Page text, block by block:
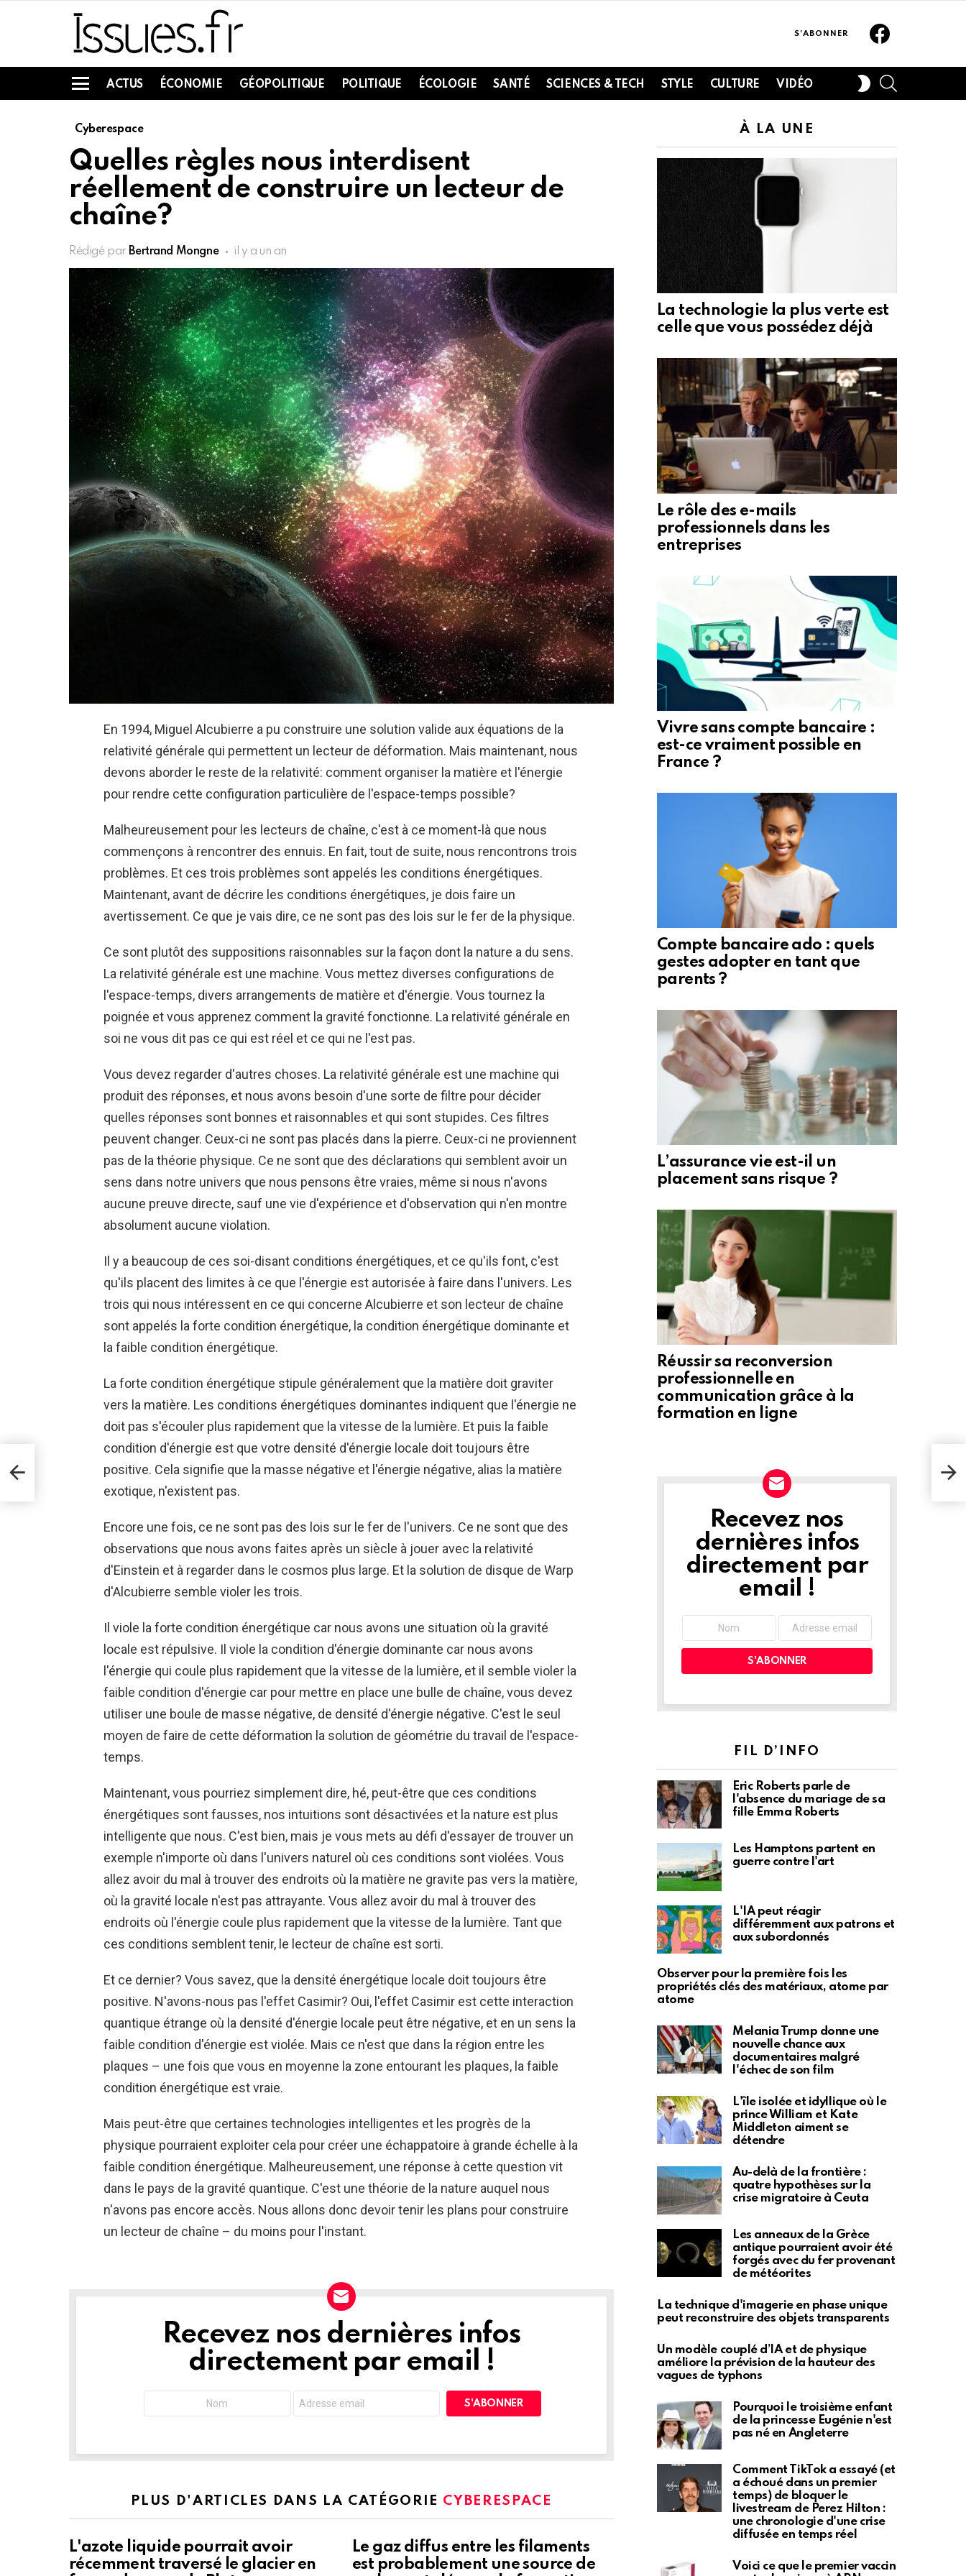
S'ABONNER
Menu
ACTUS ÉCONOMIE GÉOPOLITIQUE POLITIQUE ÉCOLOGIE SANTÉ SCIENCES & TECH STYLE CULTURE VIDÉO
SWITCH
SKIN
Cyberespace
Quelles règles nous interdisent
réellement de construire un lecteur de
chaîne?
Rédigé par Bertrand Mongne il y a un an
En 1994, Miguel Alcubierre a pu construire une solution valide aux équations de la
relativité générale qui permettent un lecteur de déformation. Mais maintenant, nous
devons aborder le reste de la relativité: comment organiser la matière et l'énergie
pour rendre cette configuration particulière de l'espace-temps possible?
Malheureusement pour les lecteurs de chaîne, c'est à ce moment-là que nous
commençons à rencontrer des ennuis. En fait, tout de suite, nous rencontrons trois
problèmes. Et ces trois problèmes sont appelés les conditions énergétiques.
Maintenant, avant de décrire les conditions énergétiques, je dois faire un
avertissement. Ce que je vais dire, ce ne sont pas des lois sur le fer de la physique.
Ce sont plutôt des suppositions raisonnables sur la façon dont la nature a du sens.
La relativité générale est une machine. Vous mettez diverses configurations de
l'espace-temps, divers arrangements de matière et d'énergie. Vous tournez la
poignée et vous apprenez comment la gravité fonctionne. La relativité générale en
soi ne vous dit pas ce qui est réel et ce qui ne l'est pas.
Vous devez regarder d'autres choses. La relativité générale est une machine qui
produit des réponses, et nous avons besoin d'une sorte de filtre pour décider
quelles réponses sont bonnes et raisonnables et qui sont stupides. Ces filtres
peuvent changer. Ceux-ci ne sont pas placés dans la pierre. Ceux-ci ne proviennent
pas de la théorie physique. Ce ne sont que des déclarations qui semblent avoir un
sens dans notre univers que nous pensons être vraies, même si nous n'avons
aucune preuve directe, sauf une vie d'expérience et d'observation qui n'en montre
absolument aucune violation.
Il y a beaucoup de ces soi-disant conditions énergétiques, et ce qu'ils font, c'est
qu'ils placent des limites à ce que l'énergie est autorisée à faire dans l'univers. Les
trois qui nous intéressent en ce qui concerne Alcubierre et son lecteur de chaîne
sont appelés la forte condition énergétique, la condition énergétique dominante et
la faible condition énergétique.
La forte condition énergétique stipule généralement que la matière doit graviter
vers la matière. Les conditions énergétiques dominantes indiquent que l'énergie ne
doit pas s'écouler plus rapidement que la vitesse de la lumière. Et puis la faible
condition d'énergie est que votre densité d'énergie locale doit toujours être
positive. Cela signifie que la masse négative et l'énergie négative, alias la matière
exotique, n'existent pas.
Encore une fois, ce ne sont pas des lois sur le fer de l'univers. Ce ne sont que des
observations que nous avons faites après un siècle à jouer avec la relativité
d'Einstein et à regarder dans le cosmos plus large. Et la solution de disque de Warp
d'Alcubierre semble violer les trois.
Il viole la forte condition énergétique car nous avons une situation où la gravité
locale est répulsive. Il viole la condition d'énergie dominante car nous avons
l'énergie qui coule plus rapidement que la vitesse de la lumière, et il semble violer la
faible condition d'énergie car pour mettre en place une bulle de chaîne, vous devez
utiliser une boule de masse négative, de densité d'énergie négative. C'est le seul
moyen de faire de cette déformation la solution de géométrie du travail de l'espace-
temps.
Maintenant, vous pourriez simplement dire, hé, peut-être que ces conditions
énergétiques sont fausses, nos intuitions sont désactivées et la nature est plus
intelligente que nous. C'est bien, mais je vous mets au défi d'essayer de trouver un
exemple n'importe où dans l'univers naturel où ces conditions sont violées. Vous
allez avoir du mal à trouver des endroits où la matière ne gravite pas vers la matière,
où la gravité locale n'est pas attrayante. Vous allez avoir du mal à trouver des
endroits où l'énergie coule plus rapidement que la vitesse de la lumière. Tant que
ces conditions semblent tenir, le lecteur de chaîne est sorti.
Et ce dernier? Vous savez, que la densité énergétique locale doit toujours être
positive. N'avons-nous pas l'effet Casimir? Oui, l'effet Casimir est cette interaction
quantique étrange où la densité d'énergie locale peut être négative, et en un sens la
faible condition d'énergie est violée. Mais ce n'est que dans la région entre les
plaques – une fois que vous en moyenne la zone entourant les plaques, la faible
condition énergétique est vraie.
Mais peut-être que certaines technologies intelligentes et les progrès de la
physique pourraient exploiter cela pour créer une échappatoire à grande échelle à la
faible condition énergétique. Malheureusement, une réponse à cette question vit
dans le pays de la gravité quantique. C'est une théorie de la nature auquel nous
n'avons pas encore accès. Nous allons donc devoir tenir les plans pour construire
un lecteur de chaîne – du moins pour l'instant.
NEWSLETTERRecevez nos dernières infos
directement par email !
PLUS D'ARTICLES DANS LA CATÉGORIE CYBERESPACE
L'azote liquide pourrait avoir
récemment traversé le glacier en
Le gaz diffus entre les filaments
est probablement une source de
À LA UNE
La technologie la plus verte est
celle que vous possédez déjà
Le rôle des e-mails
professionnels dans les
entreprises
Vivre sans compte bancaire :
est-ce vraiment possible en
France ?
Compte bancaire ado : quels
gestes adopter en tant que
parents ?
L’assurance vie est-il un
placement sans risque ?
Réussir sa reconversion
professionnelle en
communication grâce à la
formation en ligne
NEWSLETTER
Recevez nos
dernières infos
directement par
email !
FIL D’INFO
Eric Roberts parle de
l'absence du mariage de sa
fille Emma Roberts
Les Hamptons partent en
guerre contre l'art
L'IA peut réagir
différemment aux patrons et
aux subordonnés
Observer pour la première fois les
propriétés clés des matériaux, atome par
atome
Melania Trump donne une
nouvelle chance aux
documentaires malgré
l'échec de son film
L'île isolée et idyllique où le
prince William et Kate
Middleton aiment se
détendre
Au-delà de la frontière :
quatre hypothèses sur la
crise migratoire à Ceuta
Les anneaux de la Grèce
antique pourraient avoir été
forgés avec du fer provenant
de météorites
La technique d'imagerie en phase unique
peut reconstruire des objets transparents
Un modèle couplé d’IA et de physique
améliore la prévision de la hauteur des
vagues de typhons
Pourquoi le troisième enfant
de la princesse Eugénie n'est
pas né en Angleterre
Comment TikTok a essayé (et
a échoué dans un premier
temps) de bloquer le
livestream de Perez Hilton :
une chronologie d'une crise
diffusée en temps réel
Voici ce que le premier vaccin